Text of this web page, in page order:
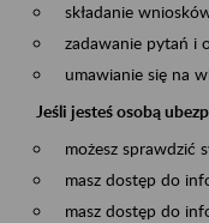
składanie
zadawanie pytań i
umawianie się na
Jeśli jesteś osobą
możesz sprawdzić
masz dostęp do
masz dostęp do